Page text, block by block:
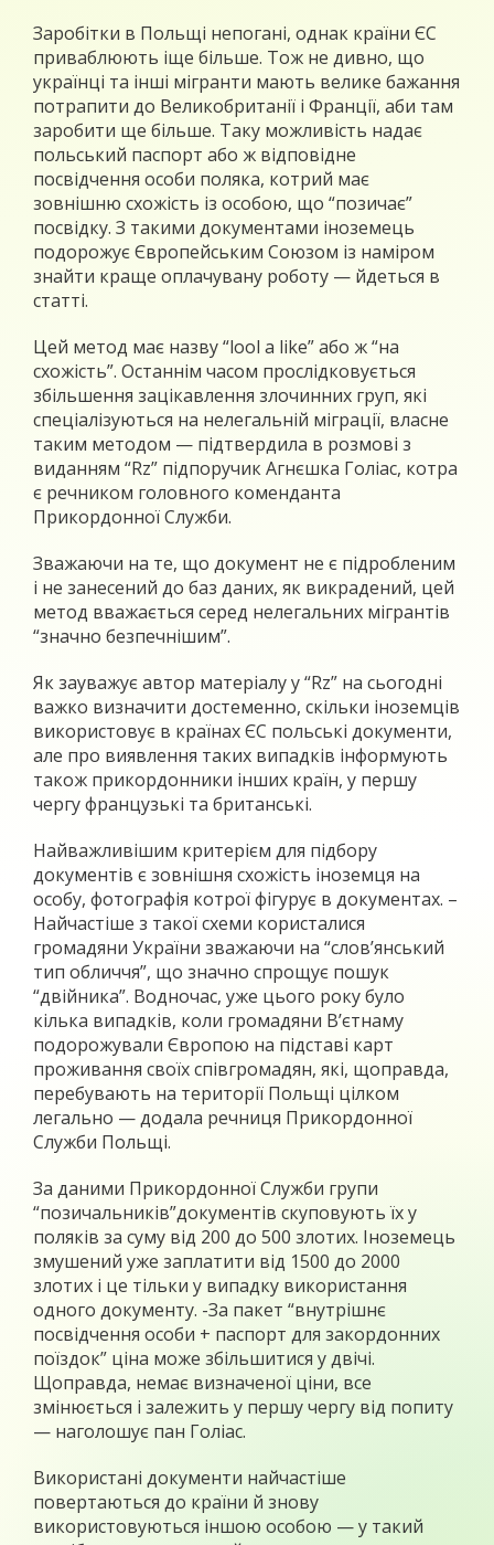
Заробітки в Польщі непогані, однак країни ЄС
приваблюють іще більше. Тож не дивно, що
українці та інші мігранти мають велике бажання
потрапити до Великобританії і Франції, аби там
заробити ще більше. Таку можливість надає
польський паспорт або ж відповідне
посвідчення особи поляка, котрий має
зовнішню схожість із особою, що “позичає”
посвідку. З такими документами іноземець
подорожує Європейським Союзом із наміром
знайти краще оплачувану роботу — йдеться в
статті.
Цей метод має назву “lool a like” або ж “на
схожість”. Останнім часом прослідковується
збільшення зацікавлення злочинних груп, які
спеціалізуються на нелегальній міграції, власне
таким методом — підтвердила в розмові з
виданням “Rz” підпоручик Агнєшка Голіас, котра
є речником головного коменданта
Прикордонної Служби.
Зважаючи на те, що документ не є підробленим
і не занесений до баз даних, як викрадений, цей
метод вважається серед нелегальних мігрантів
“значно безпечнішим”.
Як зауважує автор матеріалу у “Rz” на сьогодні
важко визначити достеменно, скільки іноземців
використовує в країнах ЄС польські документи,
але про виявлення таких випадків інформують
також прикордонники інших країн, у першу
чергу французькі та британські.
Найважливішим критерієм для підбору
документів є зовнішня схожість іноземця на
особу, фотографія котрої фігурує в документах. –
Найчастіше з такої схеми користалися
громадяни України зважаючи на “слов’янський
тип обличчя”, що значно спрощує пошук
“двійника”. Водночас, уже цього року було
кілька випадків, коли громадяни В’єтнаму
подорожували Європою на підставі карт
проживання своїх співгромадян, які, щоправда,
перебувають на території Польщі цілком
легально — додала речниця Прикордонної
Служби Польщі.
За даними Прикордонної Служби групи
“позичальників”документів скуповують їх у
поляків за суму від 200 до 500 злотих. Іноземець
змушений уже заплатити від 1500 до 2000
злотих і це тільки у випадку використання
одного документу. -За пакет “внутрішнє
посвідчення особи + паспорт для закордонних
поїздок” ціна може збільшитися у двічі.
Щоправда, немає визначеної ціни, все
змінюється і залежить у першу чергу від попиту
— наголошує пан Голіас.
Використані документи найчастіше
повертаються до країни й знову
використовуються іншою особою — у такий